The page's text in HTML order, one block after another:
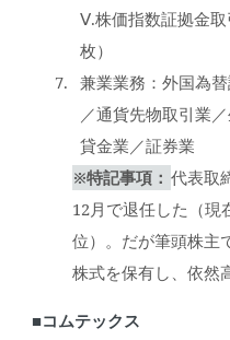
Ⅴ.株価指数証拠金
枚）
兼業業務：外国為
／通貨先物取引業
貸金業／証券業
※特記事項： 代表取
12月で退任した（現
位）。だが筆頭株主
株式を保有し、依然
■コムテックス